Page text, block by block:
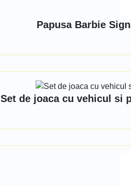
Papusa Barbie
Set de joaca cu vehicul si